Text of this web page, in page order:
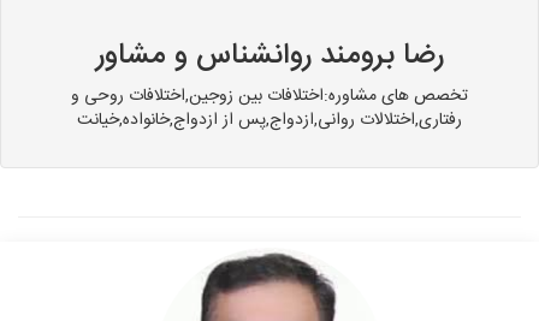
گروه روانشناسی
رضا برومند روانشناس و مشاور
تخصص های مشاوره:اختلافات بین زوجین,اختلافات روحی و
رفتاری,اختلالات روانی,ازدواج,پس از ازدواج,خانواده,خیانت